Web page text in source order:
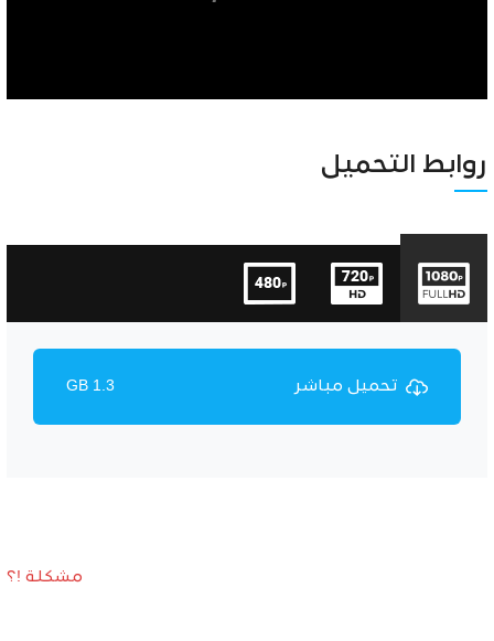
Unmute Settings
روابط التحميل
تحميل مباشر 1.3 GB
مشكلة !؟